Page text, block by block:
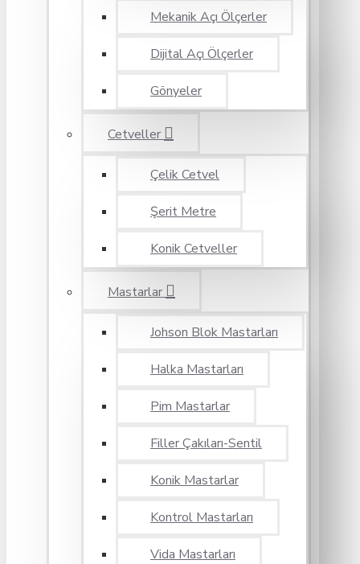
Mekanik Açı Ölçerler
Dijital Açı Ölçerler
Gönyeler
Cetveller
Çelik Cetvel
Şerit Metre
Konik Cetveller
Mastarlar
Johson Blok Mastarları
Halka Mastarları
Pim Mastarlar
Filler Çakıları-Sentil
Konik Mastarlar
Kontrol Mastarları
Vida Mastarları